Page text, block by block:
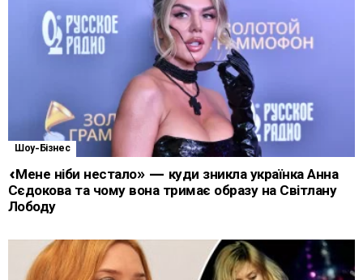
Шоу-Бізнес
«Мене ніби нестало» — куди зникла українка Анна
Сєдокова та чому вона тримає образу на Світлану
Лободу